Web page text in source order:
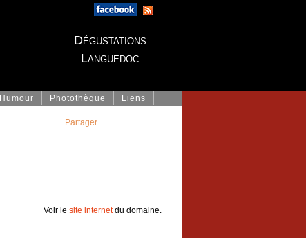
Dégustations
Languedoc
Humour Photothèque Liens
Voir le site internetdu domaine.
Partager